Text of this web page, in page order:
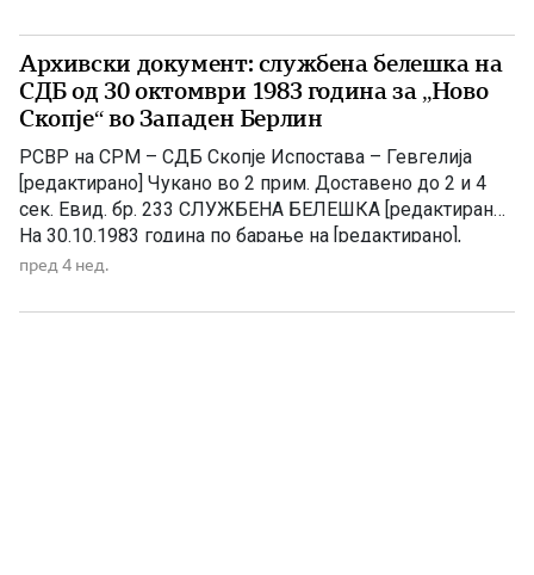
беше да се […]
Архивски документ: службена белешка на
СДБ од 30 октомври 1983 година за „Ново
Скопје“ во Западен Берлин
РСВР на СРМ – СДБ Скопје Испостава – Гевгелија
[редактирано] Чукано во 2 прим. Доставено до 2 и 4
сек. Евид. бр. 233 СЛУЖБЕНА БЕЛЕШКА [редактирано]
На 30.10.1983 година по барање на [редактирано],
времено вработена во Западен Берлин, обавив
[редактирано] во Зап. Берлин работела од 1973 г. во
пред 4 нед.